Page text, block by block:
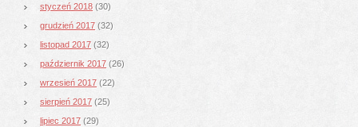
styczeń 2018 (30)
grudzień 2017 (32)
listopad 2017 (32)
październik 2017 (26)
wrzesień 2017 (22)
sierpień 2017 (25)
lipiec 2017 (29)